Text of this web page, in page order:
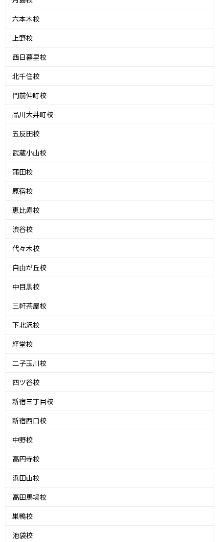
六本木校
上野校
西日暮里校
北千住校
門前仲町校
品川大井町校
五反田校
武蔵小山校
蒲田校
原宿校
恵比寿校
渋谷校
代々木校
自由が丘校
中目黒校
三軒茶屋校
下北沢校
経堂校
二子玉川校
四ツ谷校
新宿三丁目校
新宿西口校
中野校
高円寺校
浜田山校
高田馬場校
巣鴨校
池袋校